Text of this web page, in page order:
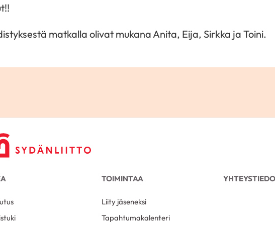
matkalla olivat mukana Anita, Eija, Sirkka ja Toini.
TOIMINTAA
Liity jäseneksi
Tapahtumakalenteri